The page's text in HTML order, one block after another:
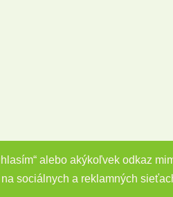
alebo akýkoľvek odkaz
sociálnych a reklamných